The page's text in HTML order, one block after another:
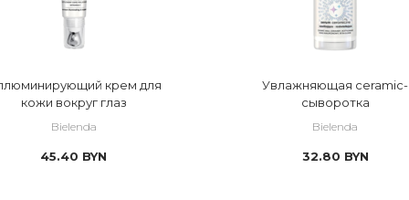
кожа
крем для
кожи вокруг глаз
Bielenda
45.40 BYN
Увлажняющая сeramic-
сыворотка
Bielenda
32.80 BYN